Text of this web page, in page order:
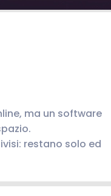
ma un software
restano solo ed